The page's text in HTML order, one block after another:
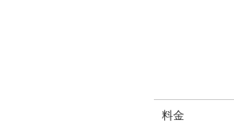
料金